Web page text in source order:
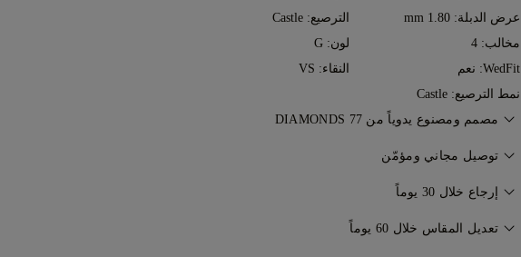
عرض الدبلة: 1.80 mm
مخالب: 4
WedFit: نعم
نمط الترصيع: Castle
الترصيع: Castle
لون: G
النقاء: VS
مصمم ومصنوع يدوياً من 77 DIAMONDS
إتقان فن صناعة المجوهرات، قطعةً تلو الأخرى، على يد خبراء
توصيل مجاني ومؤمّن
سيتم توصيل مجوهراتك عن طريق خدمة التوصيل الخاصة
لراحة البال. حيث يتم إرسال جميع المشتريات عبر مركزنا في
إرجاع خلال 30 يوماً
إذا لم تكن راضياً تماماً، يمكنك إرجاع أو استبدال مشتراك خلال
تعديل المقاس خلال 60 يوماً